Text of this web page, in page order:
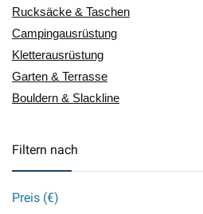
Rucksäcke & Taschen
Campingausrüstung
Kletterausrüstung
Garten & Terrasse
Bouldern & Slackline
Filtern nach
Preis (€)